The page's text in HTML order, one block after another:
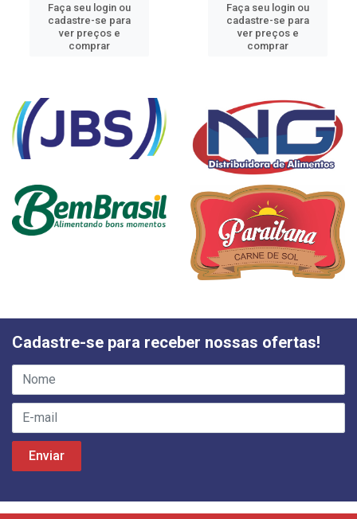
Faça seu login ou
cadastre-se para
ver preços e
comprar
Faça seu login ou
cadastre-se para
ver preços e
comprar
Cadastre-se para receber nossas ofertas!